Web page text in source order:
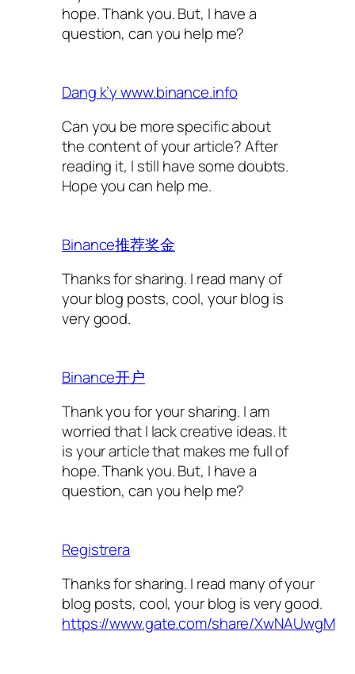
hope. Thank you. But, I have a
question, can you help me?
Dang k’y www.binance.info
Can you be more specific about
the content of your article? After
reading it, I still have some doubts.
Hope you can help me.
Binance推荐奖金
Thanks for sharing. I read many of
your blog posts, cool, your blog is
very good.
Binance开户
Thank you for your sharing. I am
worried that I lack creative ideas. It
is your article that makes me full of
hope. Thank you. But, I have a
question, can you help me?
Registrera
Thanks for sharing. I read many of your
blog posts, cool, your blog is very good.
https://www.gate.com/share/XwNAUwgM